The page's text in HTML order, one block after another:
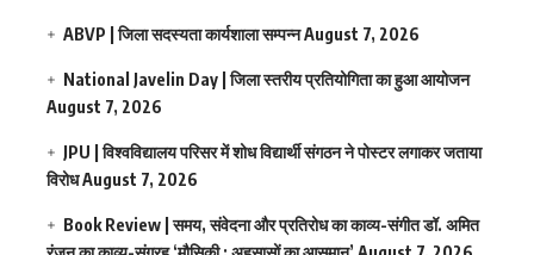
ABVP | जिला सदस्यता कार्यशाला सम्पन्नAugust 7, 2026
National Javelin Day | जिला स्तरीय प्रतियोगिता का हुआ आयोजन
August 7, 2026
JPU | विश्वविद्यालय परिसर में शोध विद्यार्थी संगठन ने पोस्टर लगाकर जताया
विरोधAugust 7, 2026
Book Review | समय, संवेदना और प्रतिरोध का काव्य-संगीत डॉ. अमित